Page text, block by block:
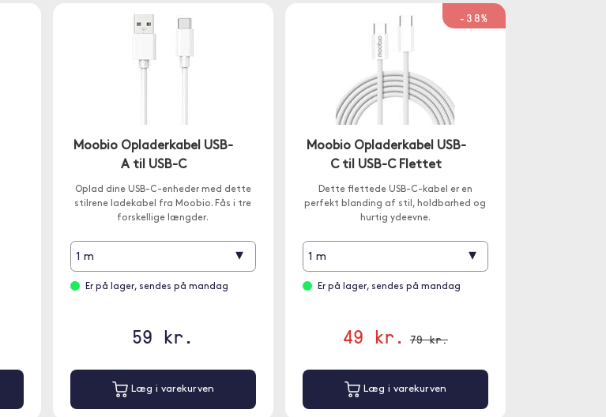
Moobio Opladerkabel USB-
A til USB-C
Oplad dine USB-C-enheder med dette
stilrene ladekabel fra Moobio. Fås i tre
forskellige længder.
1 m ▾
Er på lager, sendes på mandag
59 kr.
Læg i varekurven
-38%
Moobio Opladerkabel USB-
C til USB-C Flettet
Dette flettede USB-C-kabel er en
perfekt blanding af stil, holdbarhed og
hurtig ydeevne.
1 m ▾
Er på lager, sendes på mandag
49 kr. 79 kr.
Læg i varekurven